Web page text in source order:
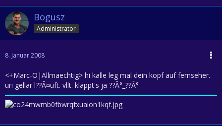
Bogusz
Administrator
8. Januar 2008
<+Marc-O|Allmaechtig> hi kalle leg mal dein kopf auf fernseher.
uri gellar l??Â¤uft. vllt. klappt's ja ??Â°_??Â°